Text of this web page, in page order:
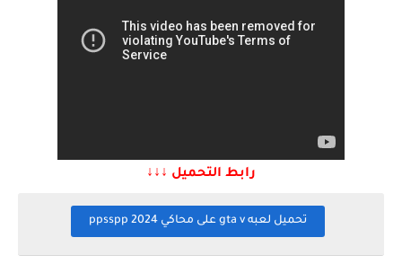
رابط التحميل ↓↓↓
تحميل لعبه gta v على محاكي ppsspp 2024